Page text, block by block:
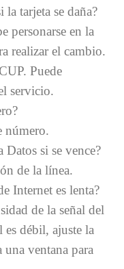
tarjeta se daña?
personarse en la
realizar el cambio.
Puede
servicio.
número.
si se vence?
de la línea.
Internet es lenta?
de la señal del
es débil, ajuste la
ventana para